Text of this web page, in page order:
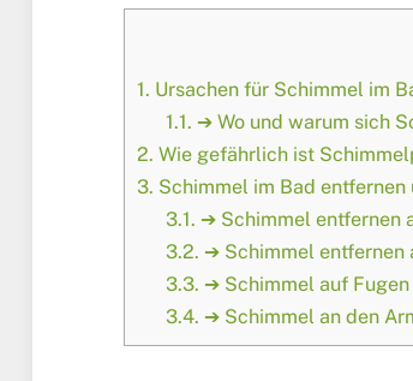
1. Ursachen für Schimmel im
1.1. ➔ Wo und warum sich
2. Wie gefährlich ist
3. Schimmel im Bad entfernen
3.1. ➔ Schimmel entfernen
3.2. ➔ Schimmel entfernen
3.3. ➔ Schimmel auf
3.4. ➔ Schimmel an den